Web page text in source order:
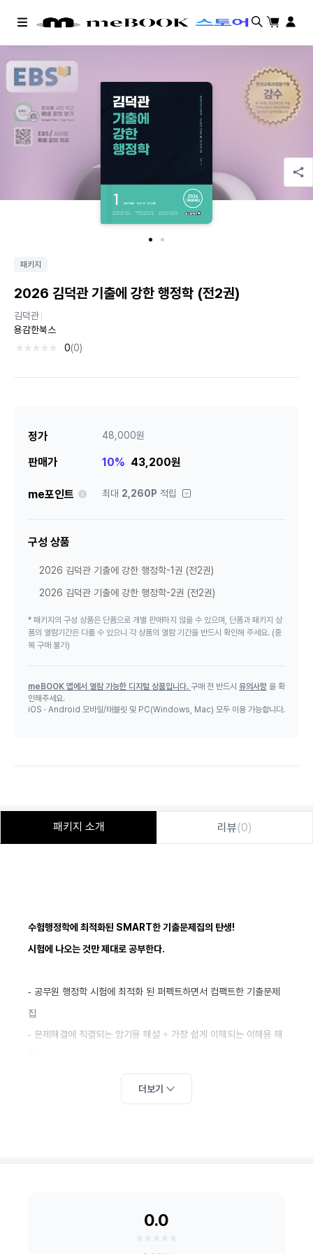
메
검색 장바구니마이페
패키지
2026 김덕관 기출에 강한 행정학 (전2권)
김덕관
용감한북스
0(0)
정가 48,000원
판매가 10% 43,200원
me포인트 안내 최대 2,260P 적립
구성 상품
2026 김덕관 기출에 강한 행정학-1권 (전2권)
2026 김덕관 기출에 강한 행정학-2권 (전2권)
* 패키지의 구성 상품은 단품으로 개별 판매하지 않을 수 있으며, 단품과 패키지 상
품의 열람기간은 다를 수 있으니 각 상품의 열람 기간을 반드시 확인해 주세요. (중
복 구매 불가)
meBOOK 앱에서 열람 가능한 디지털 상품입니다. 구매 전 반드시 유의사항 을 확
인해주세요.
iOS · Android 모바일/태블릿 및 PC(Windows, Mac) 모두 이용 가능합니다.
패키지 소개 리뷰(0)
수험행정학에 최적화된 SMART한 기출문제집의 탄생!
시험에 나오는 것만 제대로 공부한다.
- 공무원 행정학 시험에 최적화 된 퍼펙트하면서 컴팩트한 기출문제
집
- 문제해결에 직결되는 암기용 해설 + 가장 쉽게 이해되는 이해용 해
개념도 함께 정리하는 압축 정리와 응용문제도 연습하는 관련 틀린
더보기
0.0